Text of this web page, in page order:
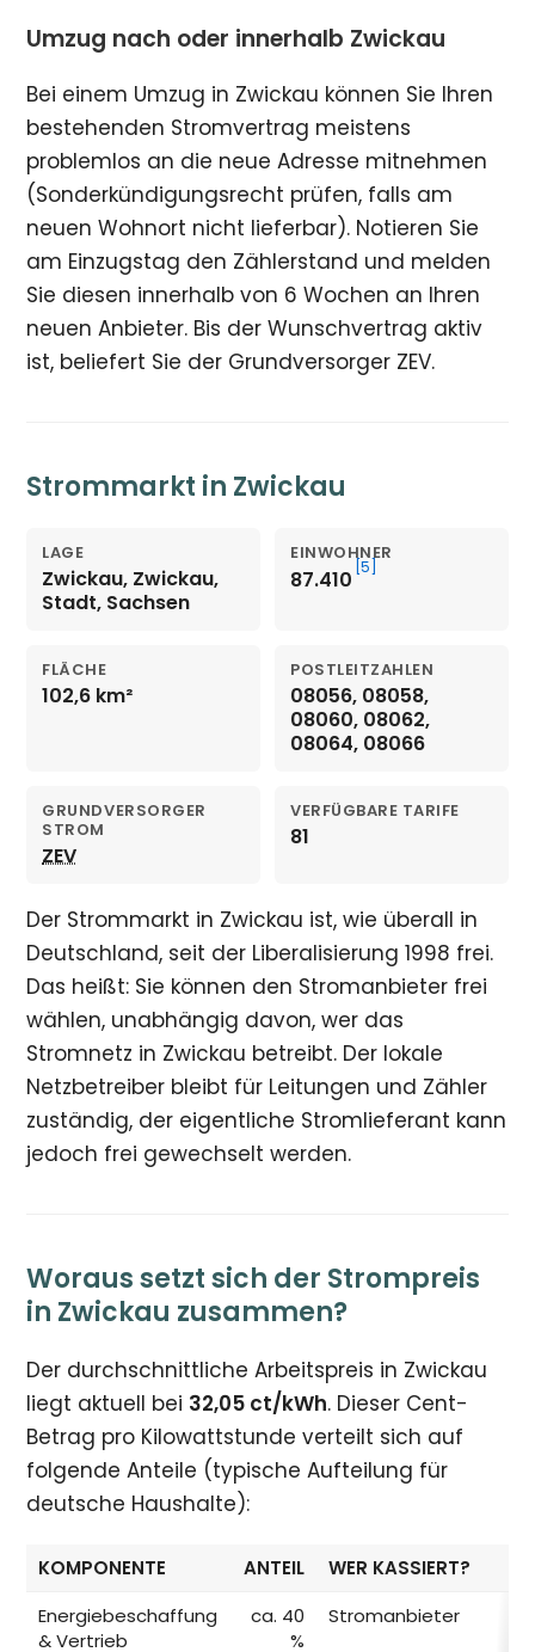
Umzug nach oder innerhalb Zwickau
Bei einem Umzug in Zwickau können Sie Ihren
bestehenden Stromvertrag meistens
problemlos an die neue Adresse mitnehmen
(Sonderkündigungsrecht prüfen, falls am
neuen Wohnort nicht lieferbar). Notieren Sie
am Einzugstag den Zählerstand und melden
Sie diesen innerhalb von 6 Wochen an Ihren
neuen Anbieter. Bis der Wunschvertrag aktiv
ist, beliefert Sie der Grundversorger ZEV.
Strommarkt in Zwickau
LAGE
Zwickau, Zwickau,
Stadt, Sachsen
EINWOHNER
87.410 [5]
FLÄCHE
102,6 km²
POSTLEITZAHLEN
08056, 08058,
08060, 08062,
08064, 08066
GRUNDVERSORGER
STROM
ZEV
VERFÜGBARE TARIFE
81
Der Strommarkt in Zwickau ist, wie überall in
Deutschland, seit der Liberalisierung 1998 frei.
Das heißt: Sie können den Stromanbieter frei
wählen, unabhängig davon, wer das
Stromnetz in Zwickau betreibt. Der lokale
Netzbetreiber bleibt für Leitungen und Zähler
zuständig, der eigentliche Stromlieferant kann
jedoch frei gewechselt werden.
Woraus setzt sich der Strompreis
in Zwickau zusammen?
Der durchschnittliche Arbeitspreis in Zwickau
liegt aktuell bei 32,05 ct/kWh. Dieser Cent-
Betrag pro Kilowattstunde verteilt sich auf
folgende Anteile (typische Aufteilung für
deutsche Haushalte):
KOMPONENTE ANTEIL
WER KASSIERT?
Energiebeschaffung
& Vertrieb
ca. 40
%
Stromanbieter